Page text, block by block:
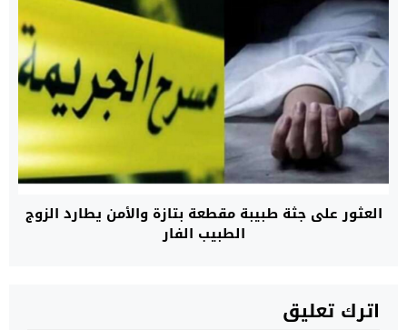
العثور على جثة طبيبة مقطعة بتازة والأمن يطارد الزوج
الطبيب الفار
اترك تعليق